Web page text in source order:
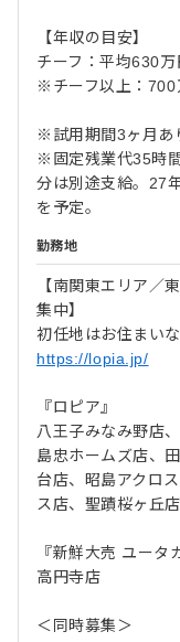
【年収の目安】
チーフ：平均630万
※チーフ以上：700
※試用期間3ヶ月あ
※固定残業代35時
分は別途支給。27
を予定。
勤務地
【南関東エリア／
集中】
初任地はお住まい
https://lopia.jp/
『ロピア』
八王子みなみ野店
島忠ホームズ店、
台店、昭島アクロ
ス店、聖蹟桜ヶ丘店
『新鮮大売 ユータ
高円寺店
＜同時募集＞